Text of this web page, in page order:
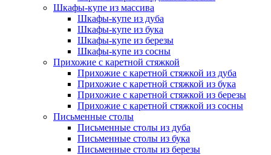
Шкафы-купе из массива
Шкафы-купе из дуба
Шкафы-купе из бука
Шкафы-купе из березы
Шкафы-купе из сосны
Прихожие с каретной стяжкой
Прихожие с каретной стяжкой из дуба
Прихожие с каретной стяжкой из бука
Прихожие с каретной стяжкой из березы
Прихожие с каретной стяжкой из сосны
Письменные столы
Письменные столы из дуба
Письменные столы из бука
Письменные столы из березы